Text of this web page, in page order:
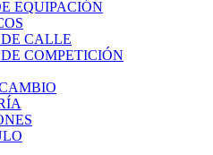
EQUIPACIÓN
CALLE
COMPETICIÓN